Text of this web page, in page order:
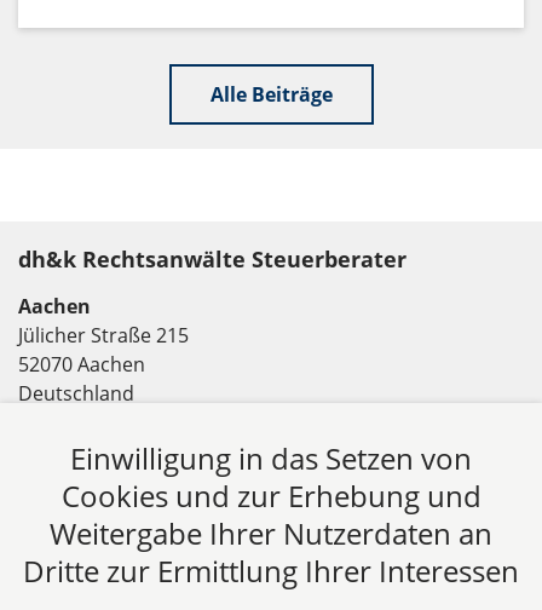
Alle Beiträge
dh&k Rechtsanwälte Steuerberater
Aachen
Jülicher Straße 215
52070 Aachen
Deutschland
Fax: +49 241 94621-111
E-Mail:
kanzlei@dhk-law.com
Über uns
DH&K ist Ihre erfahrene Wirtschaftskanzlei aus
Einwilligung in das Setzen von
Cookies und zur Erhebung und
Weitergabe Ihrer Nutzerdaten an
Dritte zur Ermittlung Ihrer Interessen